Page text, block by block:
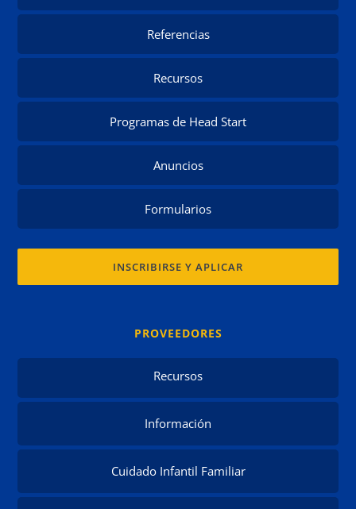
Referencias
Recursos
Programas de Head Start
Anuncios
Formularios
INSCRIBIRSE Y APLICAR
PROVEEDORES
Recursos
Información
Cuidado Infantil Familiar